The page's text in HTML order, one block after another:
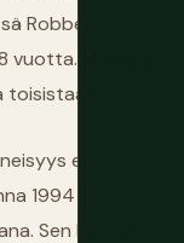
Robben
vuotta. Maa on
ei ole
1994 —
Sen luoma